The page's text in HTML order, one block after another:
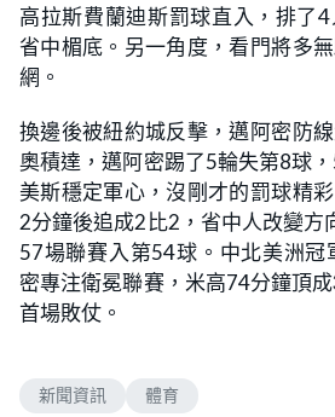
高拉斯費蘭迪斯罰球直入，排了
省中楣底。另一角度，看門將多
網。
換邊後被紐約城反擊，邁阿密防
奧積達，邁阿密踢了5輪失第8球
美斯穩定軍心，沒剛才的罰球精
2分鐘後追成2比2，省中人改變方
57場聯賽入第54球。中北美洲
密專注衛冕聯賽，米高74分鐘頂
首場敗仗。
新聞資訊 體育